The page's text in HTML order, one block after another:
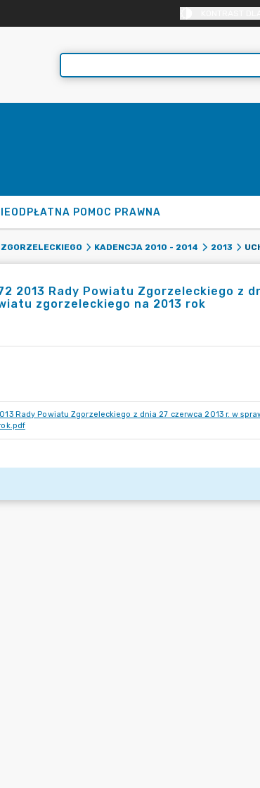
POMOC PRAWNA
KADENCJA 2010 - 2014 2013
2013 Rady Powiatu Zgorzeleckiego z
zgorzeleckiego na 2013 rok
Rady Powiatu Zgorzeleckiego z dnia 27 czerwca 2013 r. w